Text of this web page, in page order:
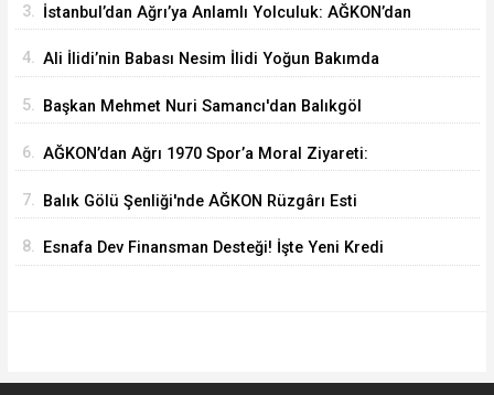
3. İstanbul’dan Ağrı’ya Anlamlı Yolculuk: AĞKON’dan
4. Ali İlidi’nin Babası Nesim İlidi Yoğun Bakımda
5. Başkan Mehmet Nuri Samancı'dan Balıkgöl
6. AĞKON’dan Ağrı 1970 Spor’a Moral Ziyareti:
7. Balık Gölü Şenliği'nde AĞKON Rüzgârı Esti
8. Esnafa Dev Finansman Desteği! İşte Yeni Kredi